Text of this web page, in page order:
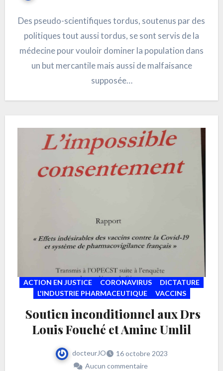
Des pseudo-scientifiques tordus, soutenus par des
politiques tout aussi tordus, se sont servis de la
médecine pour vouloir dominer la population dans
un but mercantile mais aussi de malfaisance
supposée…
ACTION EN JUSTICE CORONAVIRUS
DICTATURE
L'INDUSTRIE PHARMACEUTIQUE
VACCINS
Soutien inconditionnel aux Drs
Louis Fouché et Amine Umlil
docteurJO
16 octobre 2023
Aucun commentaire